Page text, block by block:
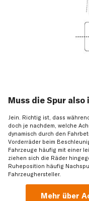
Muss die Spur also
Jein. Richtig ist, dass
doch je nachdem, welche
dynamisch durch den
Vorderräder beim
Fahrzeuge häufig mit einer
ziehen sich die Räder
Ruheposition häufig
Fahrzeughersteller.
Mehr über